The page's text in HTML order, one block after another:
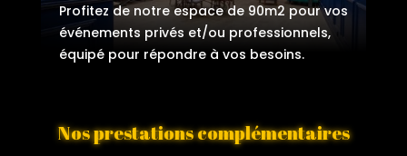
Profitez de notre espace de 90m2 pour vos
événements privés et/ou professionnels,
équipé pour répondre à vos besoins.
Nos prestations complémentaires